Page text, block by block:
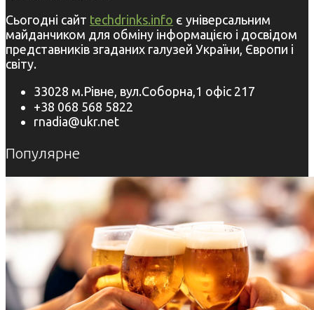
Сьогодні сайт techdrinks.info є універсальним
майданчиком для обміну інформацією і досвідом
представників згаданих галузей України, Європи і
світу.
33028 м.Рівне, вул.Соборна,1 офіс 217
+38 068 568 5822
rnadia@ukr.net
Популярне